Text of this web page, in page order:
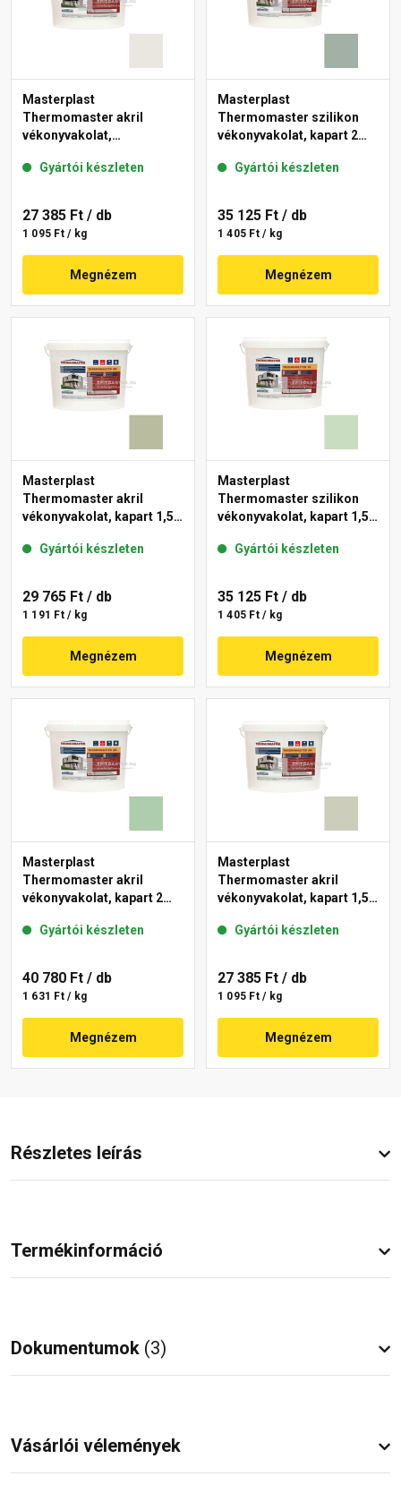
Masterplast
Thermomaster akril
vékonyvakolat,
45-F 25 kg
Gyártói készleten
27 385 Ft / db
1 095 Ft / kg
Megnézem
Masterplast
Thermomaster szilikon
vékonyvakolat, kapart 2
Gyártói készleten
35 125 Ft / db
1 405 Ft / kg
Megnézem
Masterplast
Thermomaster akril
vékonyvakolat, kapart 1,5
Gyártói készleten
29 765 Ft / db
1 191 Ft / kg
Megnézem
Masterplast
Thermomaster szilikon
vékonyvakolat, kapart 1,5
Gyártói készleten
35 125 Ft / db
1 405 Ft / kg
Megnézem
Masterplast
Thermomaster akril
vékonyvakolat, kapart 2
Gyártói készleten
40 780 Ft / db
1 631 Ft / kg
Megnézem
Masterplast
Thermomaster akril
vékonyvakolat, kapart 1,5
Gyártói készleten
27 385 Ft / db
1 095 Ft / kg
Megnézem
Részletes leírás
Termékinformáció
Dokumentumok (3)
Vásárlói vélemények